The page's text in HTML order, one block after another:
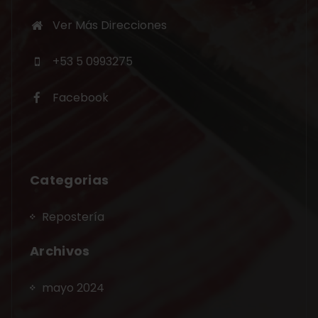
Ver Más Direcciones
+53 5 0993275
Facebook
Categorias
Repostería
Archivos
mayo 2024